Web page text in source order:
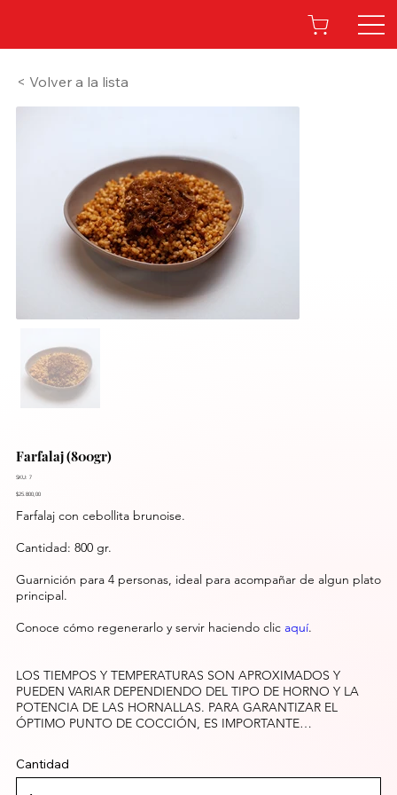
< Volver a la lista
Farfalaj (800gr)
SKU: 7
$25.800,00
Farfalaj con cebollita brunoise.
Cantidad: 800 gr.
Guarnición para 4 personas, ideal para acompañar de algun plato
principal.
Conoce cómo regenerarlo y servir haciendo clic aquí.
LOS TIEMPOS Y TEMPERATURAS SON APROXIMADOS Y
PUEDEN VARIAR DEPENDIENDO DEL TIPO DE HORNO Y LA
POTENCIA DE LAS HORNALLAS. PARA GARANTIZAR EL
ÓPTIMO PUNTO DE COCCIÓN, ES IMPORTANTE
Cantidad